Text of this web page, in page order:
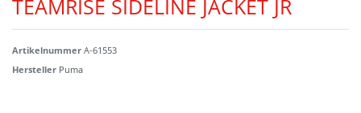
TEAMRISE SIDELINE JACKET JR
Artikelnummer A-61553
Hersteller Puma